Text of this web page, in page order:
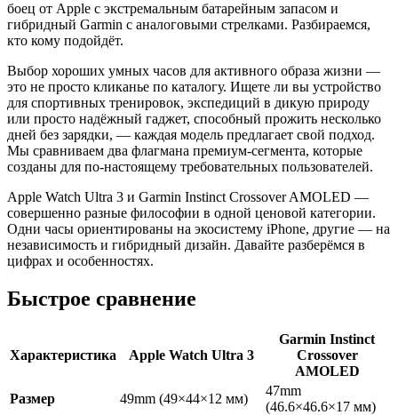
боец от Apple с экстремальным батарейным запасом и
гибридный Garmin с аналоговыми стрелками. Разбираемся,
кто кому подойдёт.
Выбор хороших умных часов для активного образа жизни —
это не просто кликанье по каталогу. Ищете ли вы устройство
для спортивных тренировок, экспедиций в дикую природу
или просто надёжный гаджет, способный прожить несколько
дней без зарядки, — каждая модель предлагает свой подход.
Мы сравниваем два флагмана премиум-сегмента, которые
созданы для по-настоящему требовательных пользователей.
Apple Watch Ultra 3 и Garmin Instinct Crossover AMOLED —
совершенно разные философии в одной ценовой категории.
Одни часы ориентированы на экосистему iPhone, другие — на
независимость и гибридный дизайн. Давайте разберёмся в
цифрах и особенностях.
Быстрое сравнение
Характеристика Apple Watch Ultra 3
Garmin Instinct
Crossover
AMOLED
Размер
49mm (49×44×12 мм)
47mm
(46.6×46.6×17 мм)